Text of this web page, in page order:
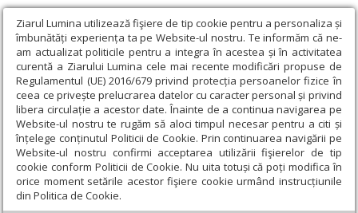
Ziarul Lumina utilizează fişiere de tip cookie pentru a personaliza și
îmbunătăți experiența ta pe Website-ul nostru. Te informăm că ne-
am actualizat politicile pentru a integra în acestea și în activitatea
curentă a Ziarului Lumina cele mai recente modificări propuse de
Regulamentul (UE) 2016/679 privind protecția persoanelor fizice în
ceea ce privește prelucrarea datelor cu caracter personal și privind
libera circulație a acestor date. Înainte de a continua navigarea pe
Website-ul nostru te rugăm să aloci timpul necesar pentru a citi și
înțelege conținutul Politicii de Cookie. Prin continuarea navigării pe
Website-ul nostru confirmi acceptarea utilizării fişierelor de tip
cookie conform Politicii de Cookie. Nu uita totuși că poți modifica în
orice moment setările acestor fişiere cookie urmând instrucțiunile
din Politica de Cookie.
Ziarul Lumina › Actualitate religioasă › Știri › Prinos de cinstire
Sfântului Cuvios Gheorghe de la Cernica și Căldărușani
Prinos de cinstire Sfântului Cuvios
Gheorghe de la Cernica și Căldărușani